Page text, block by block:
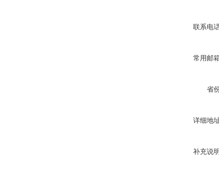
联系电
常用邮
省
详细地
补充说